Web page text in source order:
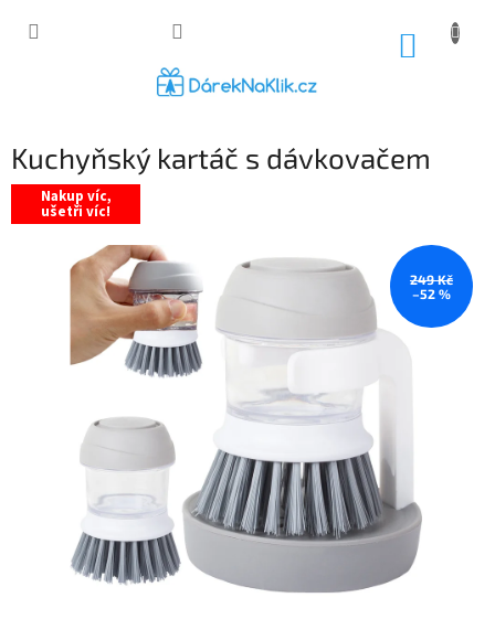
Kuchyňský kartáč s dávkovačem
Nakup víc,
ušetři víc!
249 Kč
–52 %